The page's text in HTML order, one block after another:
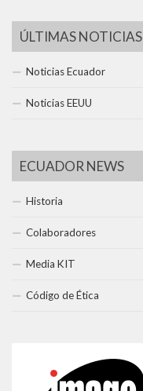
ÚLTIMAS NOTICIAS
Noticias Ecuador
Noticias EEUU
ECUADOR NEWS
Historia
Colaboradores
Media KIT
Código de Ética